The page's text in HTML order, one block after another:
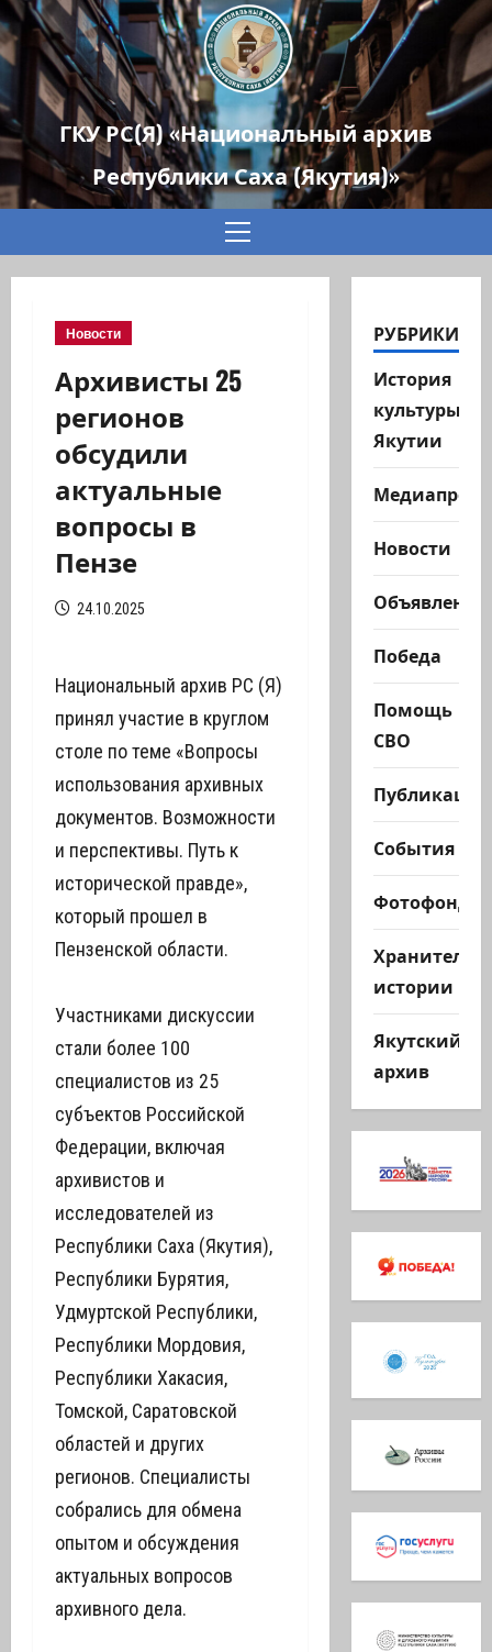
ГКУ РС(Я) «Национальный архив
Республики Саха (Якутия)»
Основное
Новости
Архивисты 25
регионов
обсудили
актуальные
вопросы в
Пензе
24.10.2025
Национальный архив РС (Я)
принял участие в круглом
столе по теме «Вопросы
использования архивных
документов. Возможности
и перспективы. Путь к
исторической правде»,
который прошел в
Пензенской области.
Участниками дискуссии
стали более 100
специалистов из 25
субъектов Российской
Федерации, включая
архивистов и
исследователей из
Республики Саха (Якутия),
Республики Бурятия,
Удмуртской Республики,
Республики Мордовия,
Республики Хакасия,
Томской, Саратовской
областей и других
регионов. Специалисты
собрались для обмена
опытом и обсуждения
актуальных вопросов
архивного дела.
РУБРИКИ
История
культуры
Якутии
Новости
Объявления
Победа
Помощь
СВО
Публикации
События
Фотофонд
Хранители
истории
Якутский
архив